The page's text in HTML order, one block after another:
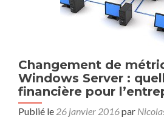
Changement de
Windows Server :
financière pour
Publié le 26 janvier 2016par